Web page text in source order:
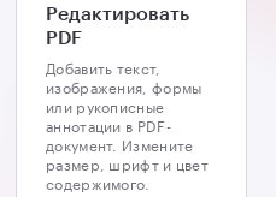
Редактировать
PDF
Добавить текст,
изображения, формы
или рукописные
аннотации в PDF-
документ. Измените
размер, шрифт и цвет
содержимого.